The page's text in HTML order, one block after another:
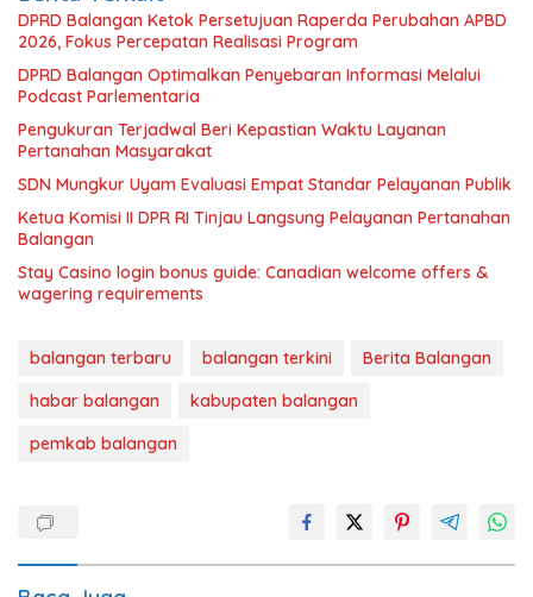
DPRD Balangan Ketok Persetujuan Raperda Perubahan APBD
2026, Fokus Percepatan Realisasi Program
DPRD Balangan Optimalkan Penyebaran Informasi Melalui
Podcast Parlementaria
Pengukuran Terjadwal Beri Kepastian Waktu Layanan
Pertanahan Masyarakat
SDN Mungkur Uyam Evaluasi Empat Standar Pelayanan Publik
Ketua Komisi II DPR RI Tinjau Langsung Pelayanan Pertanahan
Balangan
Stay Casino login bonus guide: Canadian welcome offers &
wagering requirements
balangan terbaru balangan terkini
Berita Balangan
habar balangan
kabupaten balangan
pemkab balangan